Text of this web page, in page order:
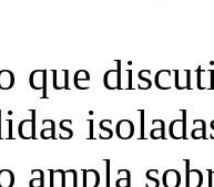
que
ampla